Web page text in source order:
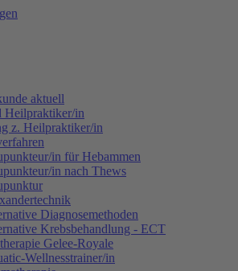
aktuell
Heilpraktiker/in
z. Heilpraktiker/in
in für Hebammen
in nach Thews
Diagnosemethoden
Krebsbehandlung - ECT
Gelee-Royale
Wellnesstrainer/in